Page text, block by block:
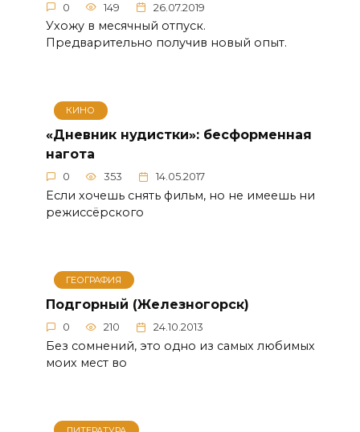
0 149 26.07.2019
Ухожу в месячный отпуск.
Предварительно получив новый опыт.
КИНО
«Дневник нудистки»: бесформенная
нагота
0 353 14.05.2017
Если хочешь снять фильм, но не имеешь ни
режиссёрского
ГЕОГРАФИЯ
Подгорный (Железногорск)
0 210 24.10.2013
Без сомнений, это одно из самых любимых
моих мест во